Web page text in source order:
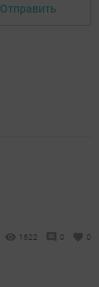
Отправить
1622 0 0